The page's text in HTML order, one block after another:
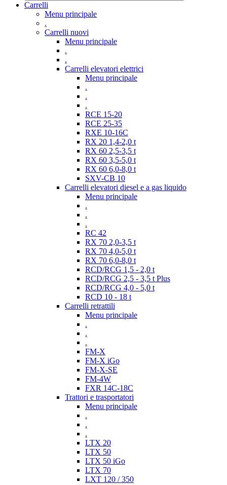
Carrelli
Menu principale
.
Carrelli nuovi
Menu principale
.
.
Carrelli elevatori elettrici
Menu principale
.
.
.
RCE 15-20
RCE 25-35
RXE 10-16C
RX 20 1,4-2,0 t
RX 60 2,5-3,5 t
RX 60 3,5-5,0 t
RX 60 6,0-8,0 t
SXV-CB 10
Carrelli elevatori diesel e a gas liquido
Menu principale
.
.
.
RC 42
RX 70 2,0-3,5 t
RX 70 4,0-5,0 t
RX 70 6,0-8,0 t
RCD/RCG 1,5 - 2,0 t
RCD/RCG 2,5 - 3,5 t Plus
RCD/RCG 4,0 - 5,0 t
RCD 10 - 18 t
Carrelli retrattili
Menu principale
.
.
.
FM-X
FM-X iGo
FM-X-SE
FM-4W
FXR 14C-18C
Trattori e trasportatori
Menu principale
.
.
.
LTX 20
LTX 50
LTX 50 iGo
LTX 70
LXT 120 / 350